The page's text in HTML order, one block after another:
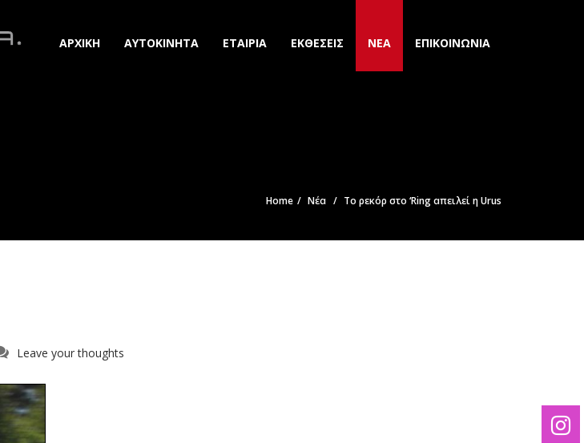
ΑΡΧΙΚΗ ΑΥΤΟΚΙΝΗΤΑ ΕΤΑΙΡΙΑ ΕΚΘΕΣΕΙΣ ΝΕΑ ΕΠΙΚΟΙΝΩΝΙΑ
Home Νέα To ρεκόρ στο ‘Ring απειλεί η Urus
Leave your thoughts